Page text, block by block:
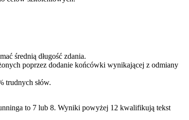
średnią długość zdania.
poprzez dodanie końcówki wynikającej z odmiany
trudnych słów.
to 7 lub 8. Wyniki powyżej 12 kwalifikują tekst